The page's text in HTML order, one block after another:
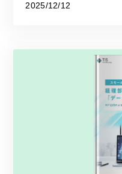
2025/12/12